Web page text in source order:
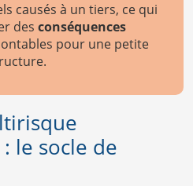
causés à un tiers, ce qui
des conséquences
pour une petite
le socle de